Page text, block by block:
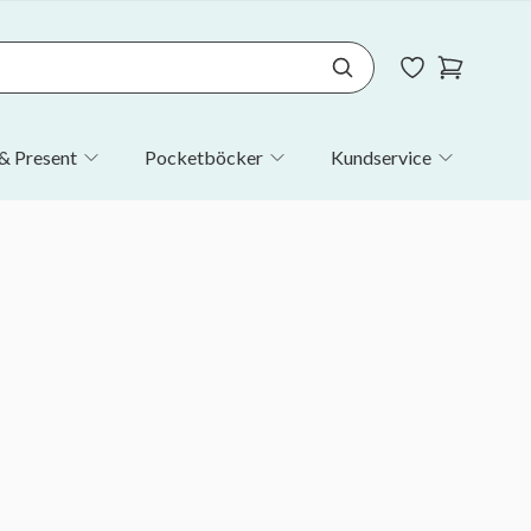
Present Pocketböcker Kundservice